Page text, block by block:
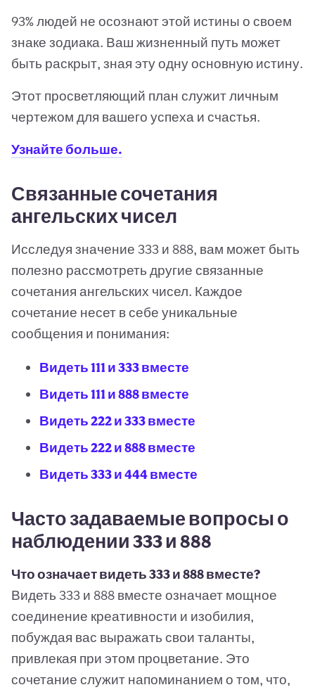
93% людей не осознают этой истины о своем
знаке зодиака. Ваш жизненный путь может
быть раскрыт, зная эту одну основную истину.
Этот просветляющий план служит личным
чертежом для вашего успеха и счастья.
Узнайте больше.
Связанные сочетания
ангельских чисел
Исследуя значение 333 и 888, вам может быть
полезно рассмотреть другие связанные
сочетания ангельских чисел. Каждое
сочетание несет в себе уникальные
сообщения и понимания:
Видеть 111 и 333 вместе
Видеть 111 и 888 вместе
Видеть 222 и 333 вместе
Видеть 222 и 888 вместе
Видеть 333 и 444 вместе
Часто задаваемые вопросы о
наблюдении 333 и 888
Что означает видеть 333 и 888 вместе?
Видеть 333 и 888 вместе означает мощное
соединение креативности и изобилия,
побуждая вас выражать свои таланты,
привлекая при этом процветание. Это
сочетание служит напоминанием о том, что,